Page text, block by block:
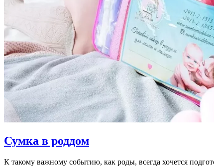
Сумка в роддом
К такому важному событию, как роды, всегда хочется